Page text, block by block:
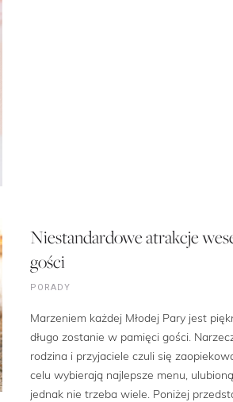
Niestandardowe atrakcje
gości
PORADY
Marzeniem każdej Młodej Pary jest
długo zostanie w pamięci gości.
rodzina i przyjaciele czuli się
celu wybierają najlepsze menu,
jednak nie trzeba wiele. Poniżej